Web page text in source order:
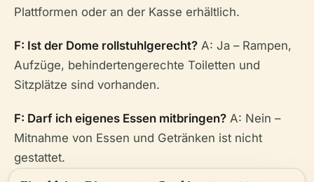
Plattformen oder an der Kasse erhältlich.
F: Ist der Dome rollstuhlgerecht? A: Ja – Rampen,
Aufzüge, behindertengerechte Toiletten und
Sitzplätze sind vorhanden.
F: Darf ich eigenes Essen mitbringen? A: Nein –
Mitnahme von Essen und Getränken ist nicht
gestattet.